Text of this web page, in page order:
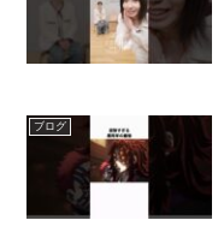
ブログ